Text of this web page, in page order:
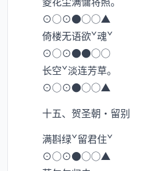
⊙○⊙●○○▲
倚楼无语欲ˇ魂ˇ
⊙○⊙●●○○
长空ˇ淡连芳草。
⊙○⊙●○○▲
十五、贺圣朝·留别
满斟绿ˇ留君住ˇ
⊙○⊙●○○▲